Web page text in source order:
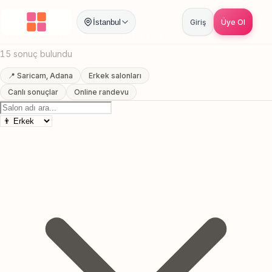
İstanbul Giriş Üye Ol
Anasayfa / Adana Saricam Gece Acik Berber
Saricam, Adana Gece Acik Berber
15 sonuç bulundu
📍 Saricam, Adana
Erkek salonları
Canlı sonuçlar
Online randevu